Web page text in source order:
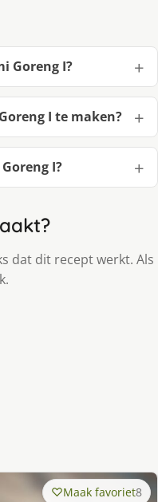
Goreng I?
I te maken?
I?
dat dit recept werkt. Als
Maak favoriet8